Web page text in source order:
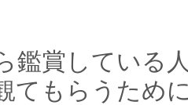
鑑賞している
てもらうため